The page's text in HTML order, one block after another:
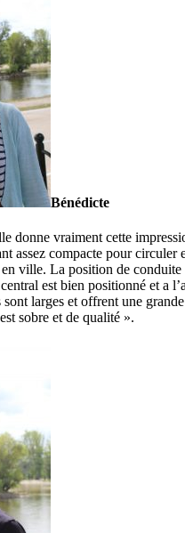
Bénédicte
donne vraiment cette
assez compacte pour circuler
ville. La position de conduite
est bien positionné et a
sont larges et offrent une
sobre et de qualité ».